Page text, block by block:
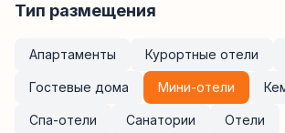
Тип размещения
Апартаменты Курортные отели
Гостевые дома Мини-отели
Спа-отели Санатории Отели